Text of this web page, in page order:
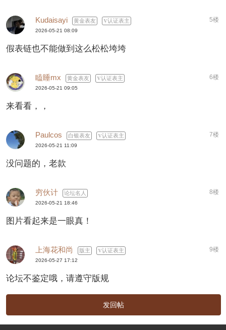
Kudaisayi 黄金表友 认证表主 5楼
2026-05-21 08:09
假表链也不能做到这么松松垮垮
瞌睡mx 黄金表友 认证表主 6楼
2026-05-21 09:05
来看看，，
Paulcos 白银表友 认证表主 7楼
2026-05-21 11:09
没问题的，老款
穷伙计 论坛名人 8楼
2026-05-21 18:46
图片看起来是一眼真！
上海花和尚 版主 认证表主 9楼
2026-05-27 17:12
论坛不鉴定哦，请遵守版规
发回帖